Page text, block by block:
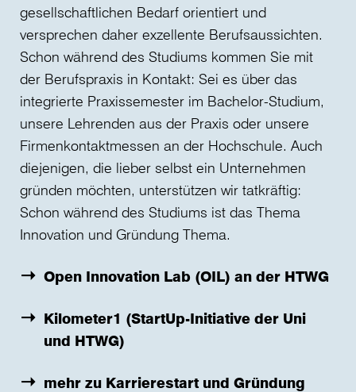
gesellschaftlichen Bedarf orientiert und
versprechen daher exzellente Berufsaussichten.
Schon während des Studiums kommen Sie mit
der Berufspraxis in Kontakt: Sei es über das
integrierte Praxissemester im Bachelor-Studium,
unsere Lehrenden aus der Praxis oder unsere
Firmenkontaktmessen an der Hochschule. Auch
diejenigen, die lieber selbst ein Unternehmen
gründen möchten, unterstützen wir tatkräftig:
Schon während des Studiums ist das Thema
Innovation und Gründung Thema.
Open Innovation Lab (OIL) an der HTWG
Kilometer1 (StartUp-Initiative der Uni
und HTWG)
mehr zu Karrierestart und Gründung